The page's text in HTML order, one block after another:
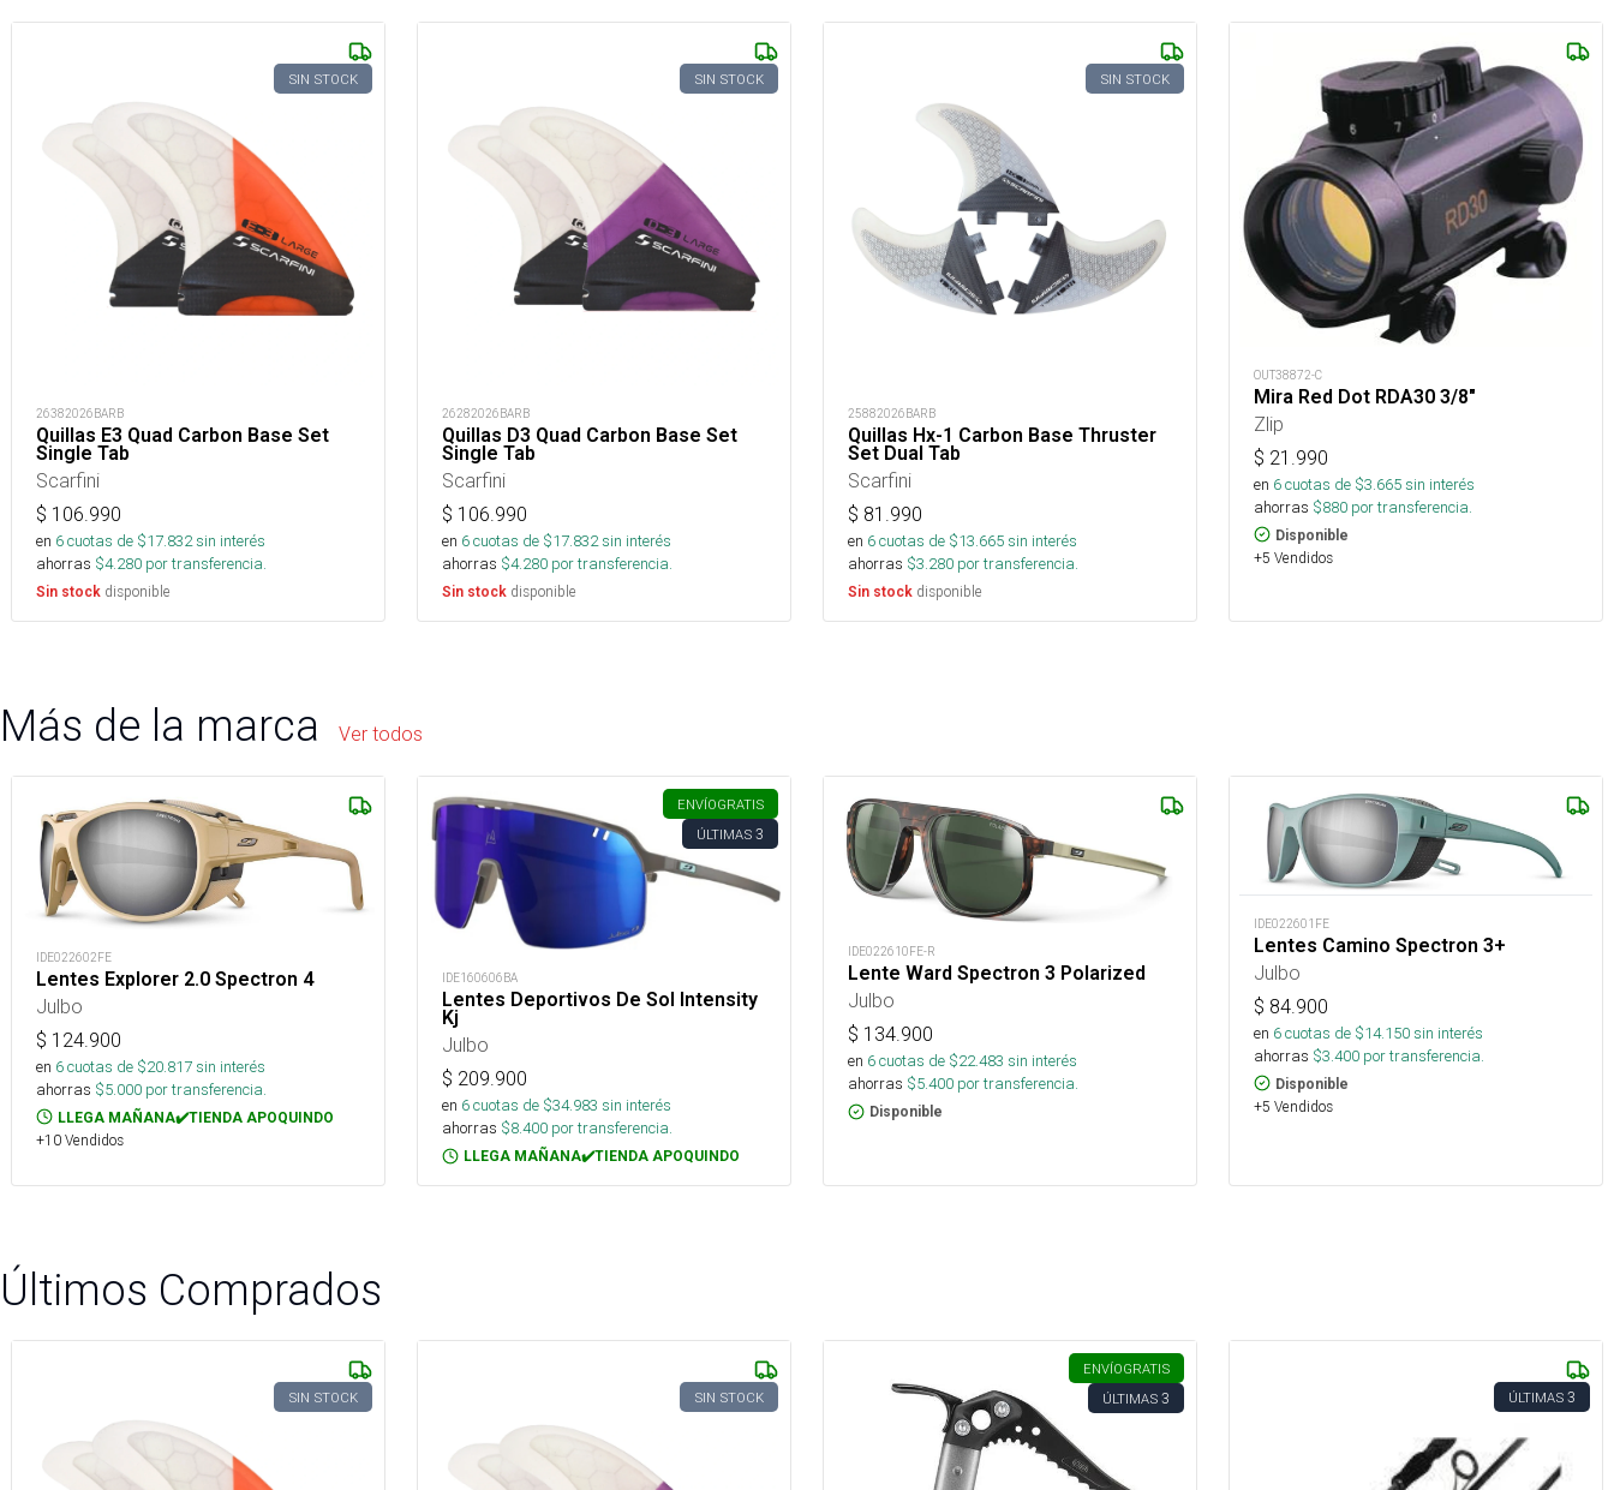
SIN STOCK
26382026BARB
Quillas E3 Quad Carbon Base Set
Single Tab
Scarfini
$ 106.990
en 6cuotas de $17.832sin interés
ahorras $4.280 por transferencia.
Sin stock disponible
SIN STOCK
26282026BARB
Quillas D3 Quad Carbon Base Set
Single Tab
Scarfini
$ 106.990
en 6cuotas de $17.832sin interés
ahorras $4.280 por transferencia.
Sin stock disponible
SIN STOCK
25882026BARB
Quillas Hx-1 Carbon Base Thruster
Set Dual Tab
Scarfini
$ 81.990
en 6cuotas de $13.665sin interés
ahorras $3.280 por transferencia.
Sin stock disponible
OUT38872-C
Mira Red Dot RDA30 3/8"
Zlip
$ 21.990
en 6cuotas de $3.665sin interés
ahorras $880 por transferencia.
Disponible
+5 Vendidos
Más de la marca Ver todos
IDE022602FE
Lentes Explorer 2.0 Spectron 4
Julbo
$ 124.900
en 6cuotas de $20.817sin interés
ahorras $5.000 por transferencia.
LLEGA MAÑANA✔️TIENDA APOQUINDO
+10 Vendidos
ENVÍOGRATIS
ÚLTIMAS 3
IDE160606BA
Lentes Deportivos De Sol Intensity
Kj
Julbo
$ 209.900
en 6cuotas de $34.983 sin interés
ahorras $8.400 por transferencia.
LLEGA MAÑANA✔️TIENDA APOQUINDO
IDE022610FE-R
Lente Ward Spectron 3 Polarized
Julbo
$ 134.900
en 6cuotas de $22.483 sin interés
ahorras $5.400 por transferencia.
Disponible
IDE022601FE
Lentes Camino Spectron 3+
Julbo
$ 84.900
en 6cuotas de $14.150sin interés
ahorras $3.400 por transferencia.
Disponible
+5 Vendidos
Últimos Comprados
SIN STOCK SIN STOCK
ENVÍOGRATIS
ÚLTIMAS 3 ÚLTIMAS 3